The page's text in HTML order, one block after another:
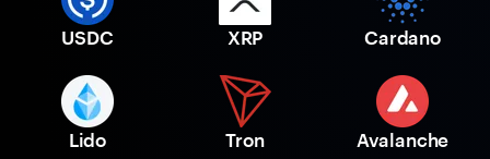
USDC XRP Cardano
Lido Tron Avalanche